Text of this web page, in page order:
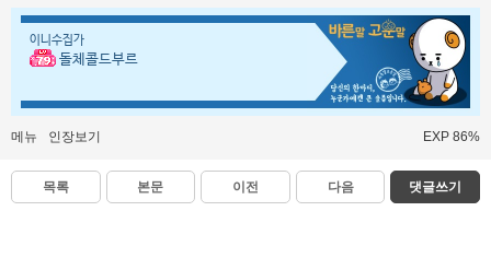
이니수집가
돌체콜드부르
메뉴 인장보기 EXP 86%
목록 본문 이전 다음 댓글쓰기